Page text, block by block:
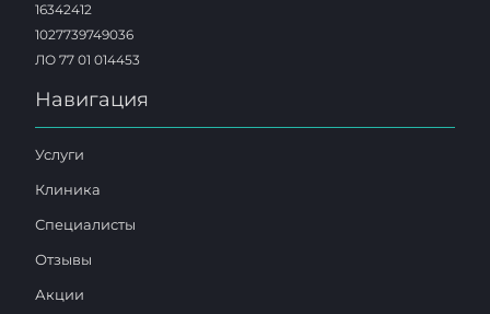
16342412
1027739749036
ЛО 77 01 014453
Навигация
Услуги
Клиника
Специалисты
Отзывы
Акции